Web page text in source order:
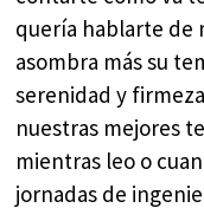
quería hablarte de
asombra más su
serenidad y
nuestras mejores
mientras leo o
jornadas de